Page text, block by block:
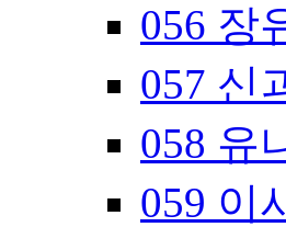
056 장
057 신
058 유
059 이